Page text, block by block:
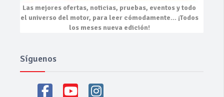
Las mejores ofertas, noticias, pruebas, eventosy todo
el universo del motor, para leer cómodamente… ¡Todos
los meses nueva edición!
Síguenos